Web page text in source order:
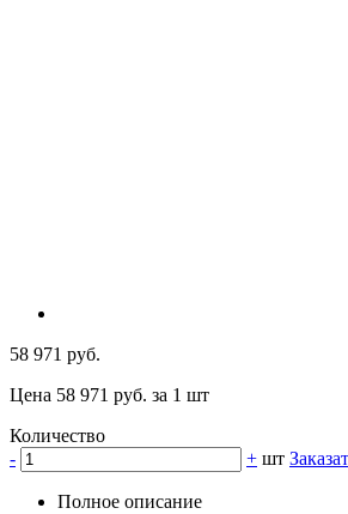
58 971 руб.
Цена 58 971 руб. за 1 шт
Количество
-
+ шт
Полное описание